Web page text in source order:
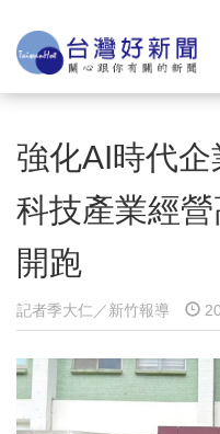
強化AI時代
科技產業經
開跑
記者季大仁／新竹報導